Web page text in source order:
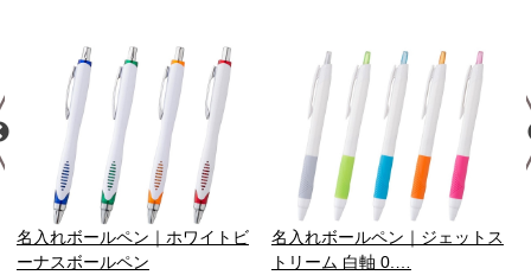
名入れボールペン｜ホワイトビ
ーナスボールペン
名入れボールペン｜ジェットス
トリーム 白軸 0.…